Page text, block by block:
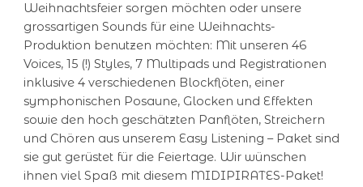
Weihnachtsfeier sorgen möchten oder unsere
grossartigen Sounds für eine Weihnachts-
Produktion benutzen möchten: Mit unseren 46
Voices, 15 (!) Styles, 7 Multipads und Registrationen
inklusive 4 verschiedenen Blockflöten, einer
symphonischen Posaune, Glocken und Effekten
sowie den hoch geschätzten Panflöten, Streichern
und Chören aus unserem Easy Listening – Paket sind
sie gut gerüstet für die Feiertage. Wir wünschen
ihnen viel Spaß mit diesem MIDIPIRATES-Paket!